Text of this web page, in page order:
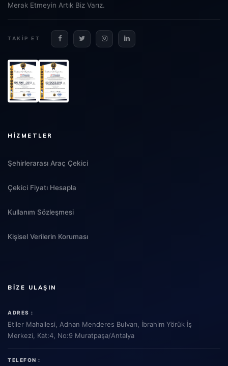
Merak Etmeyin Artık Biz Varız.
TAKIP ET
HIZMETLER
Şehirlerarası Araç Çekici
Çekici Fiyatı Hesapla
Kullanım Sözleşmesi
Kişisel Verilerin Koruması
BIZE ULAŞIN
ADRES :
Etiler Mahallesi, Adnan Menderes Bulvarı, İbrahim Yörük İş
Merkezi, Kat:4, No:9 Muratpaşa/Antalya
TELEFON :